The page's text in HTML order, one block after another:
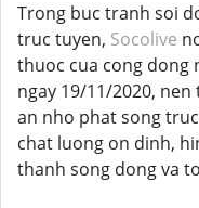
Trong buc tranh soi
truc tuyen, Socolive
thuoc cua cong dong
ngay 19/11/2020,
an nho phat song
chat luong on dinh,
thanh song dong va